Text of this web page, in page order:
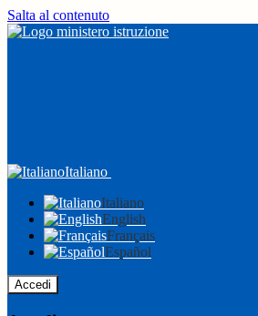
Salta al contenuto
Italiano
Italiano
English
Français
Español
Accedi